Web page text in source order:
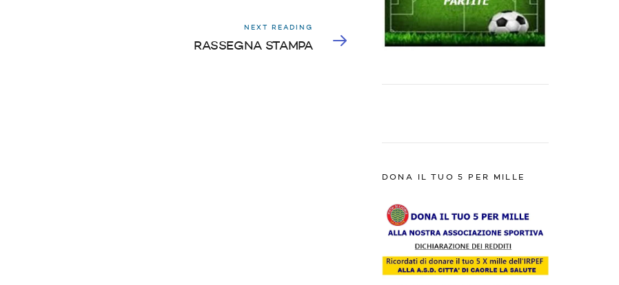
NEXT READING
RASSEGNA STAMPA
DONA IL TUO 5 PER MILLE